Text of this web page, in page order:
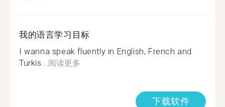
我的语言学习目标
I wanna speak fluently in English, French and
Turkis... 阅读更多
下载软件